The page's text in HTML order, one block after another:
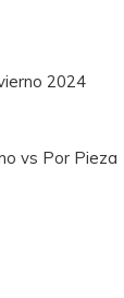
2024
vs Por Pieza